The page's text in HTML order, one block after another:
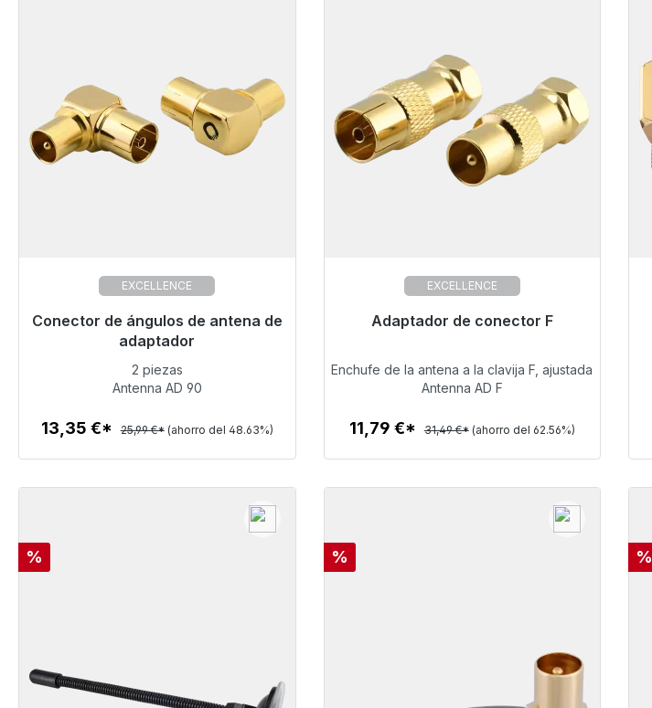
EXCELLENCE
Conector de ángulos de antena de
adaptador
Listo para envío inmediato, plazo de
entrega 48h*
13,35 €
Detalles
2 piezas
Antenna AD 90
13,35 €* 25,99 €* (ahorro del 48.63%)
EXCELLENCE
Adaptador de conector F
Listo para envío inmediato, plazo de
11,79 €
Detalles
Enchufe de la antena a la clavija F, ajustada
Antenna AD F
11,79 €* 31,49 €* (ahorro del 62.56%)
Descuento
% Descuento
% %